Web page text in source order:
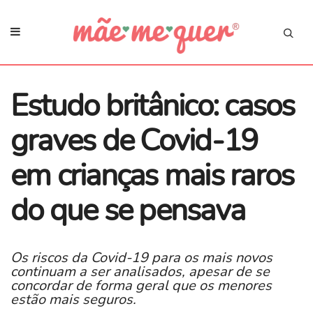
Estudo britânico: casos
graves de Covid-19
em crianças mais raros
do que se pensava
Os riscos da Covid-19 para os mais novos
continuam a ser analisados, apesar de se
concordar de forma geral que os menores
estão mais seguros.